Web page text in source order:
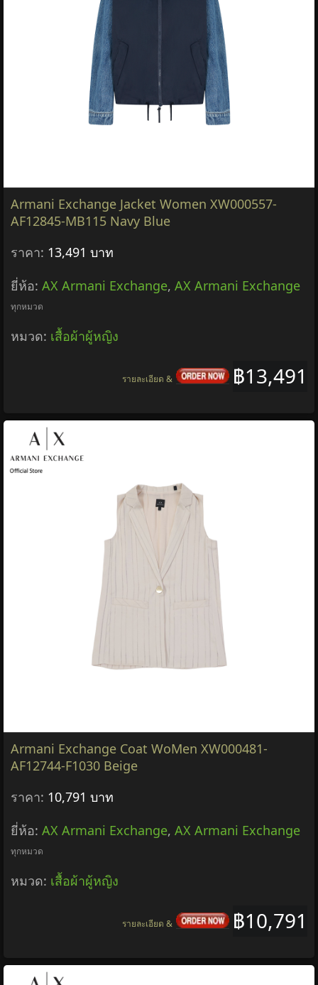
Armani Exchange Jacket Women XW000557-
AF12845-MB115 Navy Blue
ราคา: 13,491 บาท
ยี่ห้อ: AX Armani Exchange, AX Armani Exchange
ทุกหมวด
หมวด: เสื้อผ้าผู้หญิง
฿13,491
รายละเอียด &
Armani Exchange Coat WoMen XW000481-
AF12744-F1030 Beige
ราคา: 10,791 บาท
ยี่ห้อ: AX Armani Exchange, AX Armani Exchange
ทุกหมวด
หมวด: เสื้อผ้าผู้หญิง
฿10,791
รายละเอียด &